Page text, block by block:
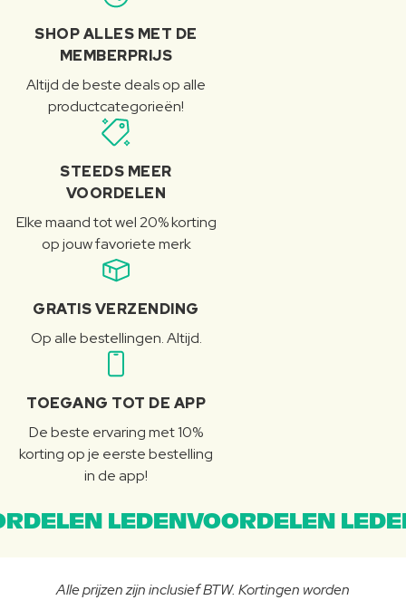
SHOP ALLES MET DE
MEMBERPRIJS
Altijd de beste deals op alle
productcategorieën!
STEEDS MEER
VOORDELEN
Elke maand tot wel 20% korting
op jouw favoriete merk
GRATIS VERZENDING
Op alle bestellingen. Altijd.
TOEGANG TOT DE APP
De beste ervaring met 10%
korting op je eerste bestelling
in de app!
LEDENVOORDELEN
Alle prijzen zijn inclusief BTW. Kortingen worden